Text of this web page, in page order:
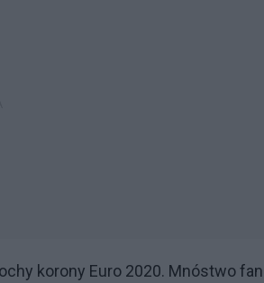
korony Euro 2020. Mnóstwo